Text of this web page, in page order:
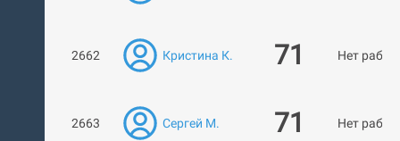
2662 Кристина К. 71 Нет работ
2663 Сергей М. 71 Нет работ